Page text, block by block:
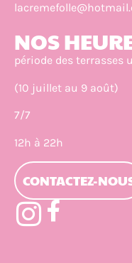
NOS
période des terrasses
(10 juillet au 9 août)
7/7
12h à 22h
CONTACTEZ-